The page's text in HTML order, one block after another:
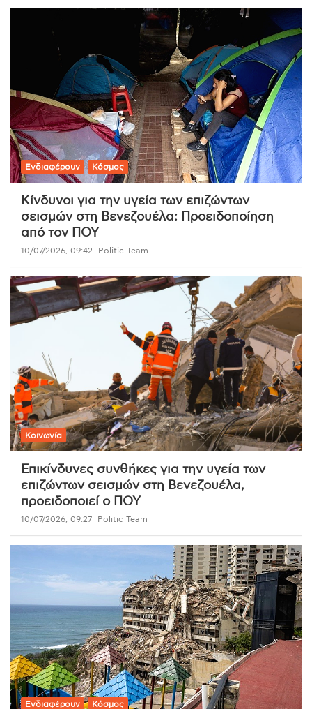
Ενδιαφέρουν Κόσμος
Κίνδυνοι για την υγεία των επιζώντων
σεισμών στη Βενεζουέλα: Προειδοποίηση
από τον ΠΟΥ
10/07/2026, 09:42 Politic Team
Κοινωνία
Επικίνδυνες συνθήκες για την υγεία των
επιζώντων σεισμών στη Βενεζουέλα,
προειδοποιεί ο ΠΟΥ
10/07/2026, 09:27 Politic Team
Ενδιαφέρουν Κόσμος